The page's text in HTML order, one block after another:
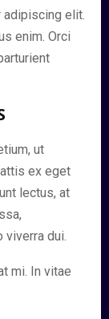
elit.
enim. Orci
ut
ex eget
lectus, at
dui.
mi. In vitae